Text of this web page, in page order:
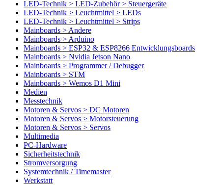
LED-Technik > LED-Zubehör > Steuergeräte
LED-Technik > Leuchtmittel > LEDs
LED-Technik > Leuchtmittel > Strips
Mainboards > Andere
Mainboards > Arduino
Mainboards > ESP32 & ESP8266 Entwicklungsboards
Mainboards > Nvidia Jetson Nano
Mainboards > Programmer / Debugger
Mainboards > STM
Mainboards > Wemos D1 Mini
Medien
Messtechnik
Motoren & Servos > DC Motoren
Motoren & Servos > Motorsteuerung
Motoren & Servos > Servos
Multimedia
PC-Hardware
Sicherheitstechnik
Stromversorgung
Systemtechnik / Timemaster
Werkstatt